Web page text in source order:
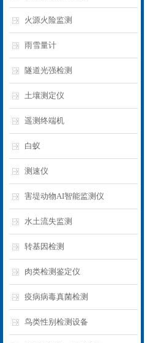
火源火险监测
雨雪量计
隧道光强检测
土壤测定仪
遥测终端机
白蚁
测速仪
害堤动物AI智能监测仪
水土流失监测
转基因检测
肉类检测鉴定仪
疫病病毒真菌检测
鸟类性别检测设备